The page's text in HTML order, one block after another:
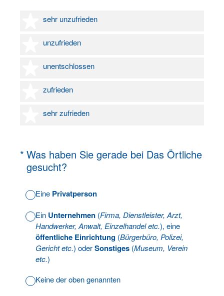
sehr unzufrieden
1 Stern
unzufrieden
2 Sterne
unentschlossen
3 Sterne
zufrieden
4 Sterne
sehr zufrieden
5 Sterne
* Was haben Sie gerade bei Das Örtliche
gesucht?
(Erforderlich.)
Eine Privatperson
Ein Unternehmen (Firma, Dienstleister, Arzt,
Handwerker, Anwalt, Einzelhandel etc.), eine
öffentliche Einrichtung (Bürgerbüro, Polizei,
Gericht etc.) oderSonstiges (Museum, Verein
etc.)
Keine der oben genannten